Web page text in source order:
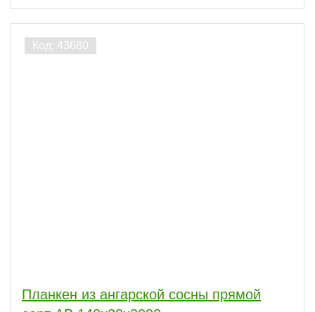
Планкен из ангарской сосны прямой